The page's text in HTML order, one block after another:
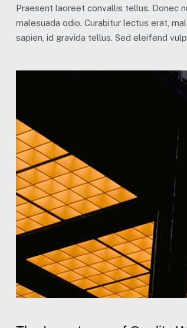
Praesent laoreet convallis tellus. Donec
malesuada odio. Curabitur lectus erat,
sapien, id gravida tellus. Sed eleifend